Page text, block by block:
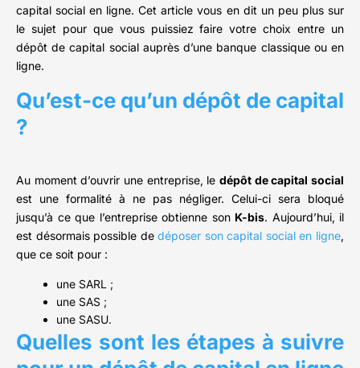
capital social en ligne. Cet article vous en dit un peu plus sur
le sujet pour que vous puissiez faire votre choix entre un
dépôt de capital social auprès d’une banque classique ou en
ligne.
Qu’est-ce qu’un dépôt de capital
?
Au moment d’ouvrir une entreprise, le dépôt de capital social
est une formalité à ne pas négliger. Celui-ci sera bloqué
jusqu’à ce que l’entreprise obtienne son K-bis. Aujourd’hui, il
est désormais possible dedéposer son capital social en ligne,
que ce soit pour :
une SARL ;
une SAS ;
une SASU.
Quelles sont les étapes à suivre